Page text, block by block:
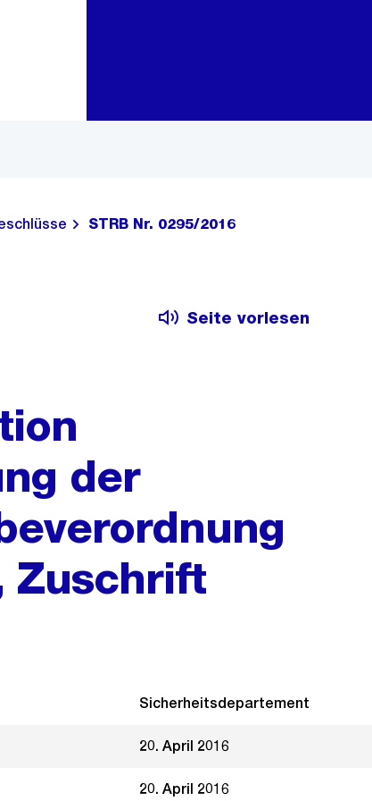
STRB Nr. 0295/2016
Seite vorlesen
der
Zuschrift
Sicherheitsdepartement
20. April 2016
20. April 2016